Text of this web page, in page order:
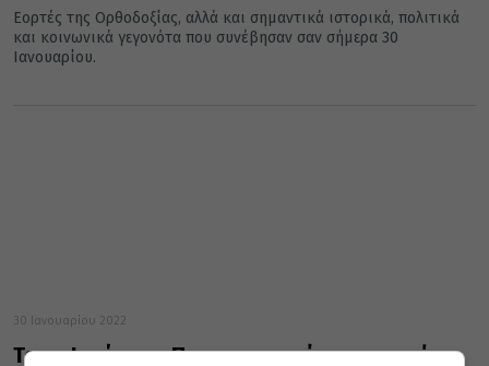
Εορτές της Ορθοδοξίας, αλλά και σημαντικά ιστορικά, πολιτικά
και κοινωνικά γεγονότα που συνέβησαν σαν σήμερα 30
Ιανουαρίου.
30 Ιανουαρίου 2022
Τρεις Ιεράρχες: Ποια η σημασία της εορτής